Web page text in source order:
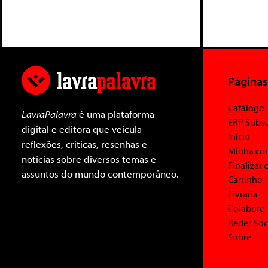
LavraPalavraé uma plataforma
digital e editora que veicula
reflexões, críticas, resenhas e
notícias sobre diversos temas e
assuntos do mundo contemporâneo.
Páginas
Catálogo
ERP
Início
Minha
Finalizar
Carrinho
Livraria
Colabore
Redes
Sobre